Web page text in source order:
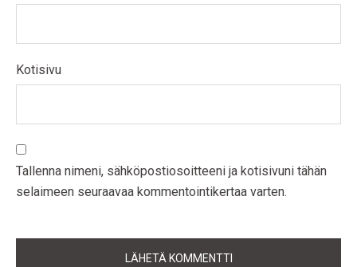
Kotisivu
Tallenna nimeni, sähköpostiosoitteeni ja kotisivuni tähän
selaimeen seuraavaa kommentointikertaa varten.